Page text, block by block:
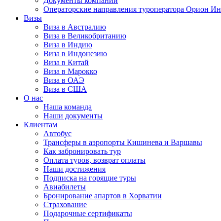
Операторские направления туроператора Орион
Визы
Виза в Австралию
Виза в Великобританию
Виза в Индию
Виза в Индонезию
Виза в Китай
Виза в Марокко
Виза в ОАЭ
Виза в США
О нас
Наша команда
Наши документы
Клиентам
Автобус
Трансферы в аэропорты Кишинева и Варшавы
Как забронировать тур
Оплата туров, возврат оплаты
Наши достижения
Подписка на горящие туры
Авиабилеты
Бронирование апартов в Хорватии
Страхование
Подарочные сертификаты